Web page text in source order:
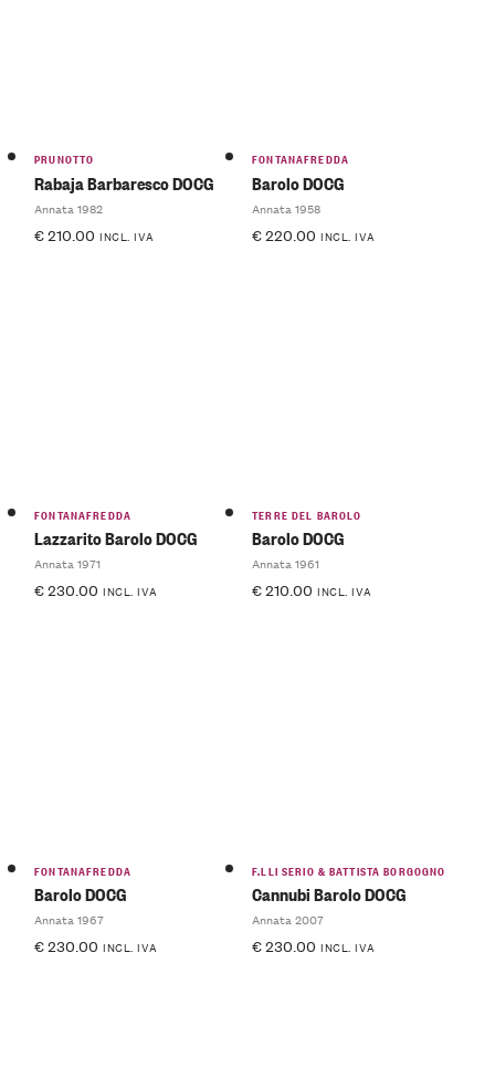
PRUNOTTO
Rabaja Barbaresco DOCG
Annata 1982
€210.00 INCL. IVA
FONTANAFREDDA
Barolo DOCG
Annata 1958
€220.00 INCL. IVA
FONTANAFREDDA
Lazzarito Barolo DOCG
Annata 1971
€230.00 INCL. IVA
TERRE DEL BAROLO
Barolo DOCG
Annata 1961
€210.00 INCL. IVA
FONTANAFREDDA
Barolo DOCG
Annata 1967
€230.00 INCL. IVA
F.LLI SERIO & BATTISTA BORGOGNO
Cannubi Barolo DOCG
Annata 2007
€230.00 INCL. IVA